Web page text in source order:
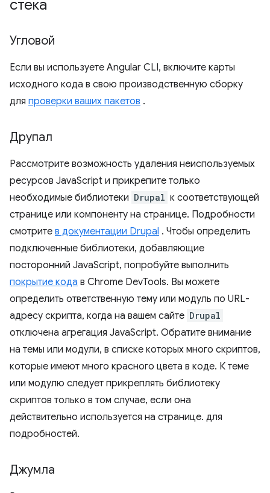
стека
Угловой
Если вы используете Angular CLI, включите карты
исходного кода в свою производственную сборку
для проверки ваших пакетов .
Друпал
Рассмотрите возможность удаления неиспользуемых
ресурсов JavaScript и прикрепите только
необходимые библиотеки Drupal к соответствующей
странице или компоненту на странице. Подробности
смотрите в документации Drupal . Чтобы определить
подключенные библиотеки, добавляющие
посторонний JavaScript, попробуйте выполнить
покрытие кода в Chrome DevTools. Вы можете
определить ответственную тему или модуль по URL-
адресу скрипта, когда на вашем сайте Drupal
отключена агрегация JavaScript. Обратите внимание
на темы или модули, в списке которых много скриптов,
которые имеют много красного цвета в коде. К теме
или модулю следует прикреплять библиотеку
скриптов только в том случае, если она
действительно используется на странице. для
подробностей.
Джумла